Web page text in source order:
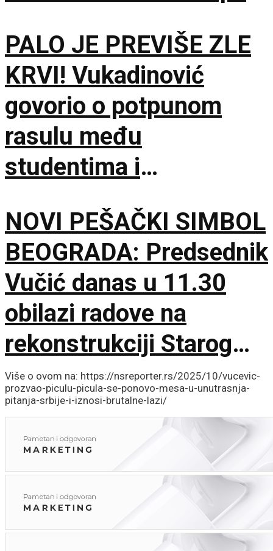
PALO JE PREVIŠE ZLE
KRVI! Vukadinović
govorio o potpunom
rasulu među
studentima i
je Bog u pomoći
NOVI PEŠAČKI SIMBOL
BEOGRADA: Predsednik
Vučić danas u 11.30
obilazi radove na
rekonstrukciji Starog
železničkog mosta
Više o ovom na: https://nsreporter.rs/2025/10/vucevic-
prozvao-piculu-picula-se-ponovo-mesa-u-unutrasnja-
pitanja-srbije-i-iznosi-brutalne-lazi/